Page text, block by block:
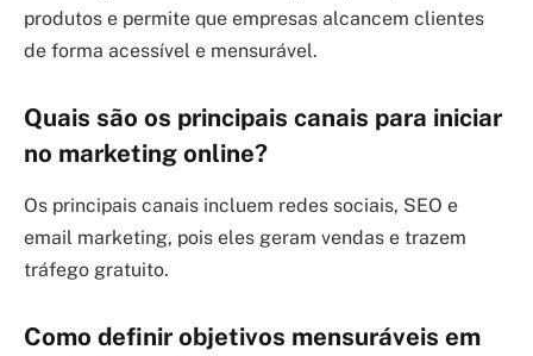
produtos e permite que empresas alcancem clientes
de forma acessível e mensurável.
Quais são os principais canais para iniciar
no marketing online?
Os principais canais incluem redes sociais, SEO e
email marketing, pois eles geram vendas e trazem
tráfego gratuito.
Como definir objetivos mensuráveis em